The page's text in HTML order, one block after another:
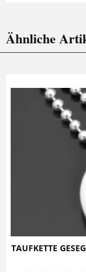
Ähnliche
TAUFKETTE